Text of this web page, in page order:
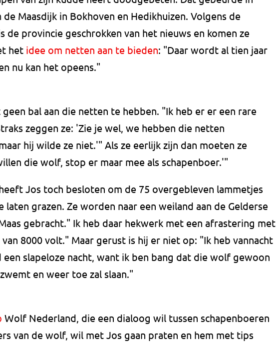
de Maasdijk in Bokhoven en Hedikhuizen. Volgens de
de provincie geschrokken van het nieuws en komen ze
het idee om netten aan te bieden: "Daar wordt al tien jaar
nu kan het opeens."
geen bal aan die netten te hebben. "Ik heb er er een rare
zeggen ze: 'Zie je wel, we hebben die netten
hij wilde ze niet.'" Als ze eerlijk zijn dan moeten ze
die wolf, stop er maar mee als schapenboer.'"
Jos toch besloten om de 75 overgebleven lammetjes
grazen. Ze worden naar een weiland aan de Gelderse
gebracht." Ik heb daar hekwerk met een afrastering met
8000 volt." Maar gerust is hij er niet op: "Ik heb vannacht
een slapeloze nacht, want ik ben bang dat die wolf gewoon
en weer toe zal slaan."
Wolf Nederland, die een dialoog wil tussen schapenboeren
van de wolf, wil met Jos gaan praten en hem met tips